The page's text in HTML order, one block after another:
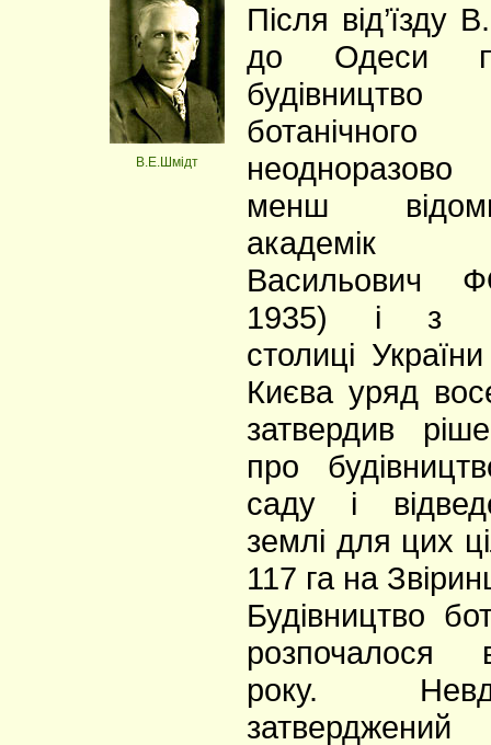
В.Е.Шмідт
Після
до Одеси
менш
академік
Васильович
1935) і з
столиці
Києва уряд
затвердив
про
саду і
землі для цих
117 га на
Будівництво
розпочалося
року.